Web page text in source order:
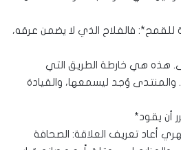
للقمح*: فالفلاح الذي لا يضمن عرقه،
هذه هي خارطة الطريق التي
وُجد ليسمعها، والقيادة
أن يقود*
أعاد تعريف العلاقة: الصحافة